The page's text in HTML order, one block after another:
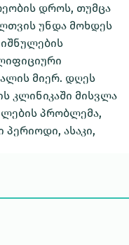
დროს, თუმცა
უნდა მოხდეს
მიერ. დღეს
კლინიკაში მისვლა
პრობლემა,
პერიოდი, ასაკი,